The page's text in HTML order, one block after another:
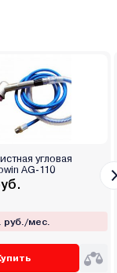
угловая
AG-110
руб./мес.